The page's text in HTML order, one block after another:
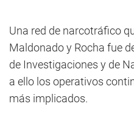
Una red de narcotráfico
Maldonado y Rocha fue
de Investigaciones y de
a ello los operativos
más implicados.